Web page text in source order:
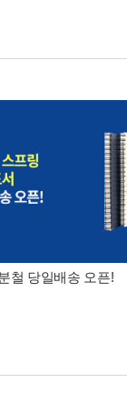
철 당일배송 오픈!